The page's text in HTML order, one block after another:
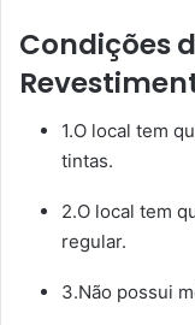
Condições
1.O local tem
tintas.
2.O local tem
regular.
3.Não possui